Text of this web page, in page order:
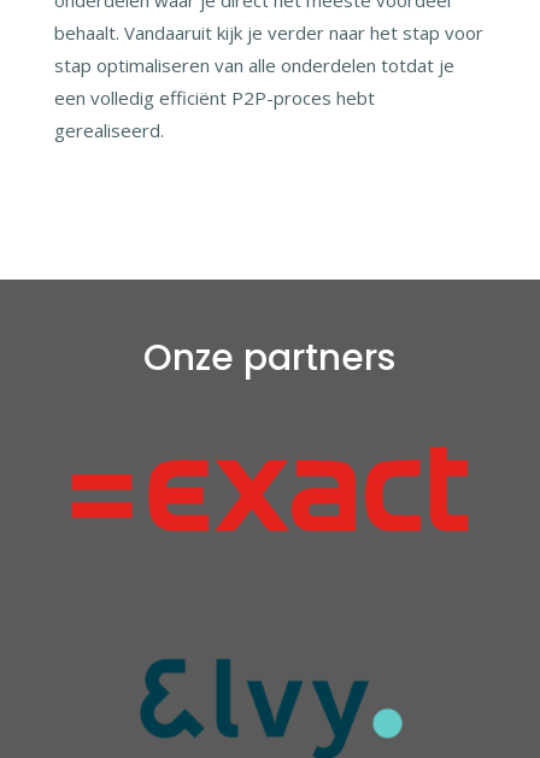
behaalt. Vandaaruit kijk je verder naar het stap voor
stap optimaliseren van alle onderdelen totdat je
een volledig efficiënt P2P-proces hebt
gerealiseerd.
Onze partners